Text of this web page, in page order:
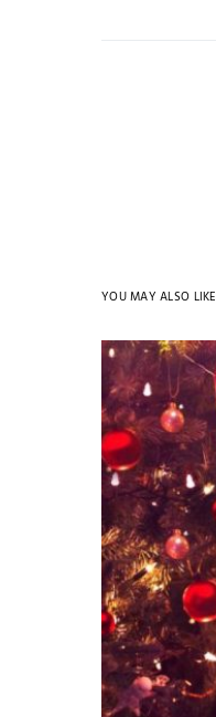
YOU MAY ALSO LIKE